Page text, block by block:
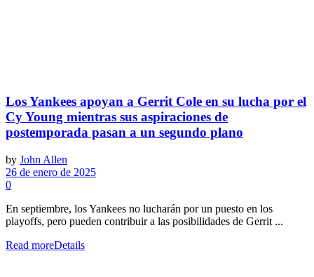
Los Yankees apoyan a Gerrit Cole en su lucha por el
Cy Young mientras sus aspiraciones de
postemporada pasan a un segundo plano
by John Allen
26 de enero de 2025
0
En septiembre, los Yankees no lucharán por un puesto en los
playoffs, pero pueden contribuir a las posibilidades de Gerrit ...
Read moreDetails